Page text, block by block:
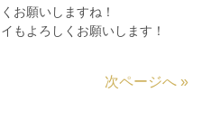
お願いしますね！
もよろしくお願いします！
次ページへ »